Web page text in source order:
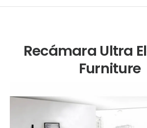
Recámara Ultra
Furniture